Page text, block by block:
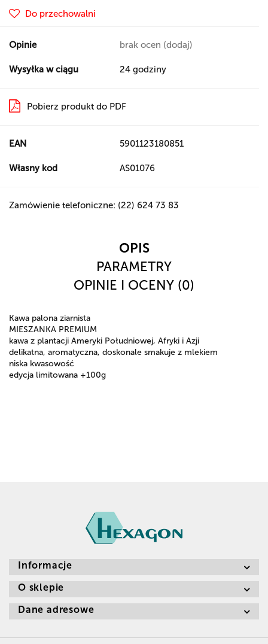
Do przechowalni
Opinie brak ocen (dodaj)
Wysyłka w ciągu 24 godziny
Pobierz produkt do PDF
EAN 5901123180851
Własny kod AS01076
Zamówienie telefoniczne: (22) 624 73 83
OPIS
PARAMETRY
OPINIE I OCENY (0)
Kawa palona ziarnista
MIESZANKA PREMIUM
kawa z plantacji Ameryki Południowej, Afryki i Azji
delikatna, aromatyczna, doskonale smakuje z mlekiem
niska kwasowość
edycja limitowana +100g
Dane adresowe
Informacje
O sklepie